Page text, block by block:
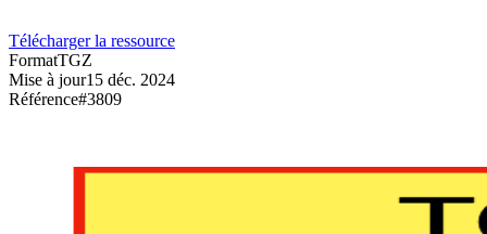
Télécharger la ressource
FormatTGZ
Mise à jour15 déc. 2024
Référence#3809